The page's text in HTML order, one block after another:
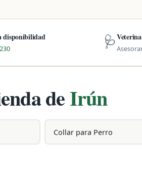
disponibilidad 🩺
deIrún
Collar para Perro